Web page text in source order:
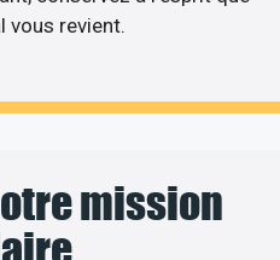
vous revient.
mission